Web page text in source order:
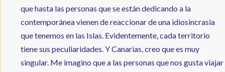
que hasta las personas que se están dedicando a la
contemporánea vienen de reaccionar de una idiosincrasia
que tenemos en las Islas. Evidentemente, cada territorio
tiene sus peculiaridades. Y Canarias, creo que es muy
singular. Me imagino que a las personas que nos gusta viajar